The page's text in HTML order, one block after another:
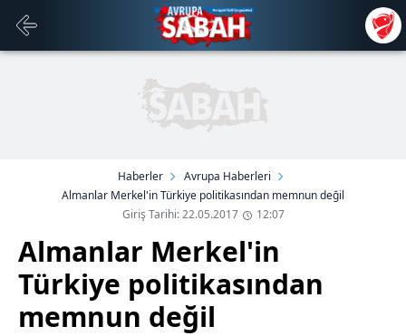
Haberler
Avrupa Haberleri
Almanlar Merkel'in Türkiye politikasından memnun değil
Giriş Tarihi: 22.05.2017
12:07
Almanlar Merkel'in
Türkiye politikasından
memnun değil